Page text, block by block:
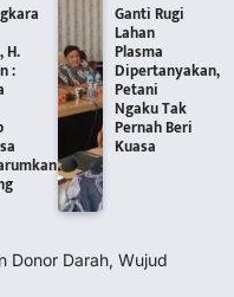
H.
:
Ganti Rugi
Lahan
Plasma
Dipertanyakan,
Petani
Ngaku Tak
Pernah Beri
Kuasa
Donor Darah, Wujud